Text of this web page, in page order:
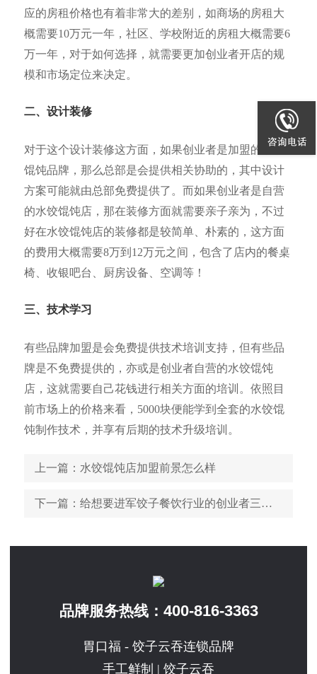
应的房租价格也有着非常大的差别，如商场的房租大
概需要10万元一年，社区、学校附近的房租大概需要6
万一年，对于如何选择，就需要更加创业者开店的规
模和市场定位来决定。
二、设计装修
对于这个设计装修这方面，如果创业者是加盟的水饺
馄饨品牌，那么总部是会提供相关协助的，其中设计
方案可能就由总部免费提供了。而如果创业者是自营
的水饺馄饨店，那在装修方面就需要亲子亲为，不过
好在水饺馄饨店的装修都是较简单、朴素的，这方面
的费用大概需要8万到12万元之间，包含了店内的餐桌
椅、收银吧台、厨房设备、空调等！
三、技术学习
有些品牌加盟是会免费提供技术培训支持，但有些品
牌是不免费提供的，亦或是创业者自营的水饺馄饨
店，这就需要自己花钱进行相关方面的培训。依照目
前市场上的价格来看，5000块便能学到全套的水饺馄
饨制作技术，并享有后期的技术升级培训。
上一篇 ：水饺馄饨店加盟前景怎么样
下一篇 ：给想要进军饺子餐饮行业的创业者三条建议
品牌服务热线： 400-816-3363
胃口福 - 饺子云吞连锁品牌
手工鲜制 | 饺子云吞